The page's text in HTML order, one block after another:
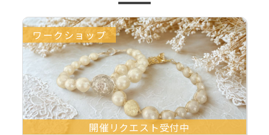
ワークショップ
開催リクエスト受付中